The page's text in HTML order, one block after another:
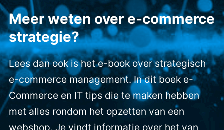
Meer weten over e-commerce
strategie?
Lees dan ook is het e-book over strategisch
e-commerce management. In dit boek e-
Commerce en IT tips die te maken hebben
met alles rondom het opzetten van een